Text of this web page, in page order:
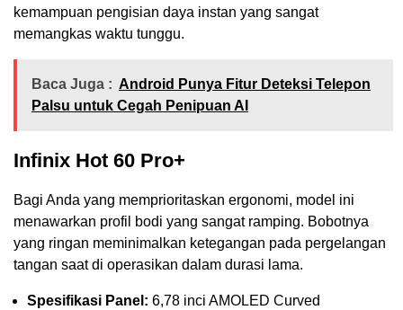
kemampuan pengisian daya instan yang sangat
memangkas waktu tunggu.
Baca Juga : Android Punya Fitur Deteksi Telepon
Palsu untuk Cegah Penipuan AI
Infinix Hot 60 Pro+
Bagi Anda yang memprioritaskan ergonomi, model ini
menawarkan profil bodi yang sangat ramping. Bobotnya
yang ringan meminimalkan ketegangan pada pergelangan
tangan saat di operasikan dalam durasi lama.
Spesifikasi Panel: 6,78 inci AMOLED Curved